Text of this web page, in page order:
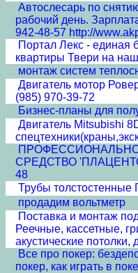
Автослесарь по
рабочий день.
942-48-57 http://
Портал Лекс - единая
квартиры Твери на
монтаж систем
Двигатель мотор
(985) 970-39-72
Бизнес-планы для
Двигатель Mitsubishi
СРЕДСТВО
48
Трубы толстостенные
продадим вольтметр
Поставка и монтаж
Реечные, кассетные,
акустические потолки,
Все про покер:
покер, как играть в